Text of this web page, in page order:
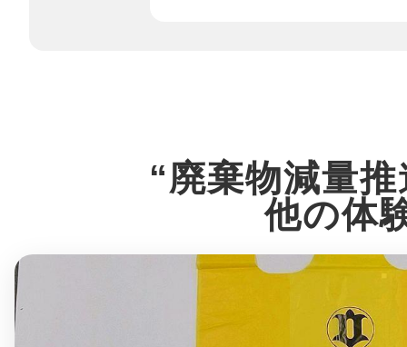
“廃棄物減量
他の体
滋賀県